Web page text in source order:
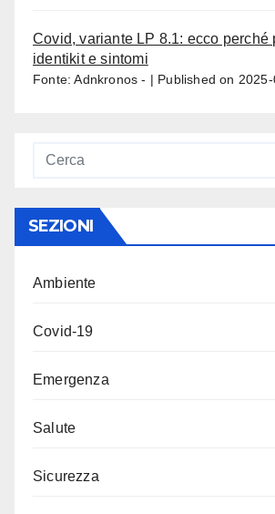
Covid, variante LP 8.1: ecco perché
identikit e sintomi
Fonte: Adnkronos - Published on
SEZIONI
Ambiente
Covid-19
Emergenza
Salute
Sicurezza